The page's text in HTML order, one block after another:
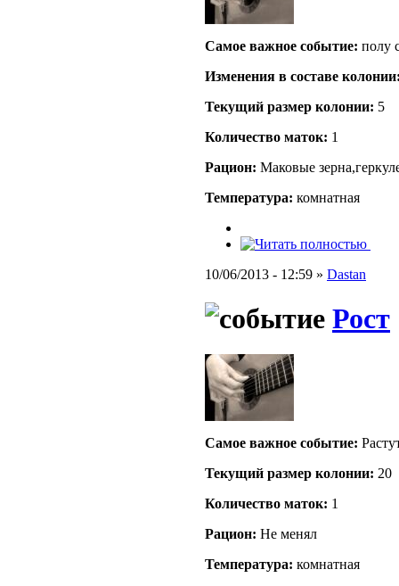
Самое важное событие: полу
Изменения в составе
Текущий размер кoлонии: 5
Количество маток: 1
Рацион: Маковые
Температура: комнатная
10/06/2013 - 12:59 » Dastan
Рост
Самое важное событие:
Текущий размер кoлонии: 20
Количество маток: 1
Рацион: Не менял
Температура: комнатная